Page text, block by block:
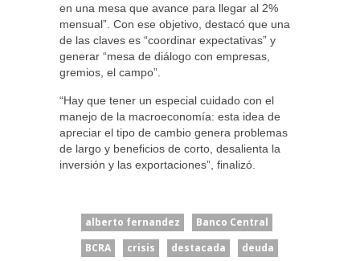
en una mesa que avance para llegar al 2%
mensual”. Con ese objetivo, destacó que una
de las claves es “coordinar expectativas” y
generar “mesa de diálogo con empresas,
gremios, el campo”.
“Hay que tener un especial cuidado con el
manejo de la macroeconomía: esta idea de
apreciar el tipo de cambio genera problemas
de largo y beneficios de corto, desalienta la
inversión y las exportaciones”, finalizó.
alberto fernandez
Banco Central
BCRA
crisis destacada
deuda